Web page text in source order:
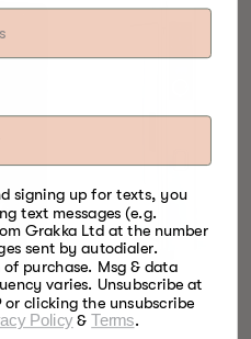
signing up for texts, you
text messages (e.g.
Grakka Ltd at the number
sent by autodialer.
purchase. Msg & data
varies. Unsubscribe at
clicking the unsubscribe
Policy&Terms.